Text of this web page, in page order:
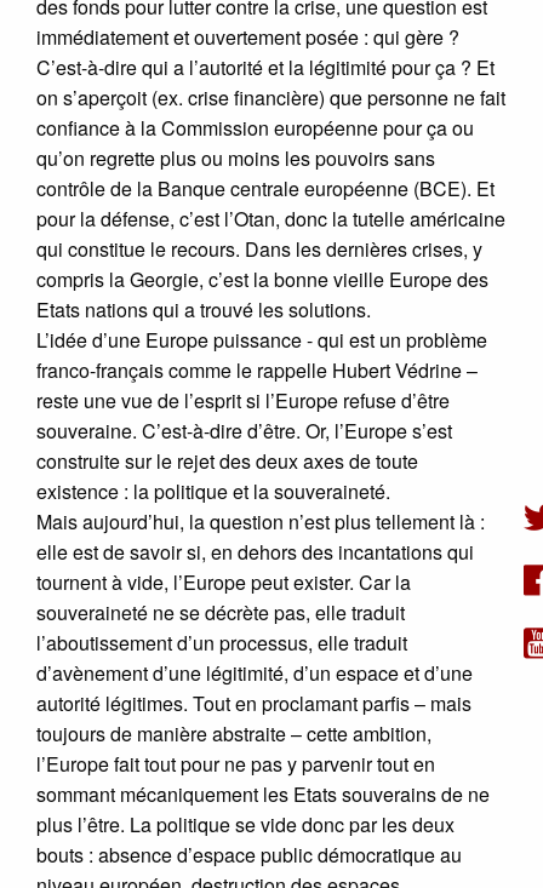
des fonds pour lutter contre la crise, une question est
immédiatement et ouvertement posée : qui gère ?
C’est-à-dire qui a l’autorité et la légitimité pour ça ? Et
on s’aperçoit (ex. crise financière) que personne ne fait
confiance à la Commission européenne pour ça ou
qu’on regrette plus ou moins les pouvoirs sans
contrôle de la Banque centrale européenne (BCE). Et
pour la défense, c’est l’Otan, donc la tutelle américaine
qui constitue le recours. Dans les dernières crises, y
compris la Georgie, c’est la bonne vieille Europe des
Etats nations qui a trouvé les solutions.
L’idée d’une Europe puissance - qui est un problème
franco-français comme le rappelle Hubert Védrine –
reste une vue de l’esprit si l’Europe refuse d’être
souveraine. C’est-à-dire d’être. Or, l’Europe s’est
construite sur le rejet des deux axes de toute
existence : la politique et la souveraineté.
Mais aujourd’hui, la question n’est plus tellement là :
elle est de savoir si, en dehors des incantations qui
tournent à vide, l’Europe peut exister. Car la
souveraineté ne se décrète pas, elle traduit
l’aboutissement d’un processus, elle traduit
d’avènement d’une légitimité, d’un espace et d’une
autorité légitimes. Tout en proclamant parfis – mais
toujours de manière abstraite – cette ambition,
l’Europe fait tout pour ne pas y parvenir tout en
sommant mécaniquement les Etats souverains de ne
plus l’être. La politique se vide donc par les deux
bouts : absence d’espace public démocratique au